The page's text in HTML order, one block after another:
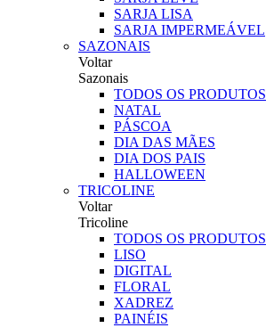
SARJA LISA
SARJA IMPERMEÁVEL
SAZONAIS
Voltar
Sazonais
TODOS OS PRODUTOS
NATAL
PÁSCOA
DIA DAS MÃES
DIA DOS PAIS
HALLOWEEN
TRICOLINE
Voltar
Tricoline
TODOS OS PRODUTOS
LISO
DIGITAL
FLORAL
XADREZ
PAINÉIS